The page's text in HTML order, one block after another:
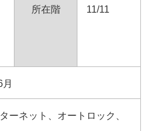
所在階 11/11
ーネット、オートロック、